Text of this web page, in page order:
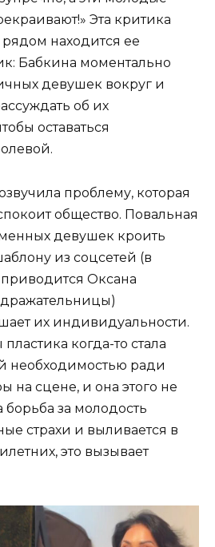
Эта критика
рядом находится ее
Бабкина моментально
девушек вокруг и
об их
оставаться
проблему, которая
общество. Повальная
девушек кроить
из соцсетей (в
Оксана
их индивидуальности.
когда-то стала
необходимостью ради
на сцене, и она этого не
борьба за молодость
страхи и выливается в
это вызывает